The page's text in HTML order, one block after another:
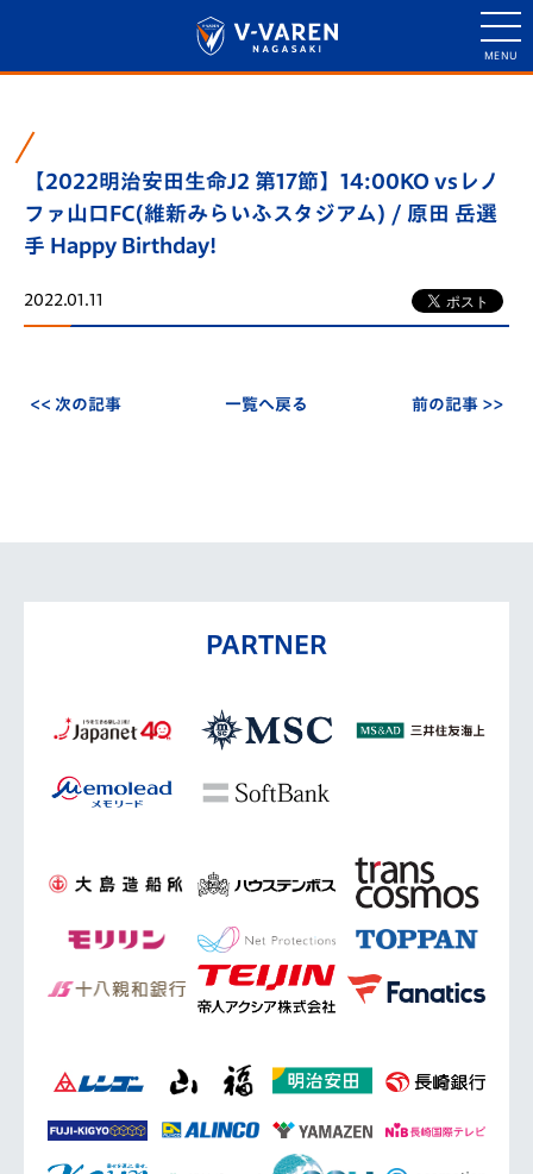
【2022明治安田生命J2 第17節】14:00KO vsレノ
ファ山口FC(維新みらいふスタジアム) / 原田 岳選
手 Happy Birthday!
2022.01.11
<< 次の記事 一覧へ戻る 前の記事 >>
PARTNER